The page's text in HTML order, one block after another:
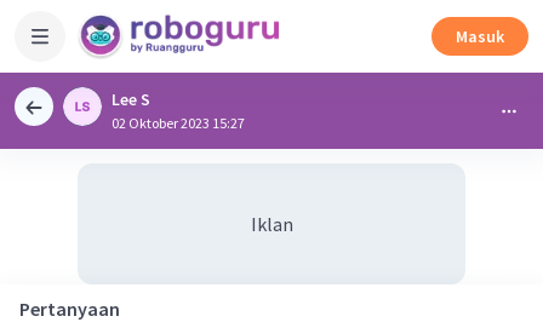
Masuk
Lee S
02 Oktober 2023 15:27
Iklan
Pertanyaan